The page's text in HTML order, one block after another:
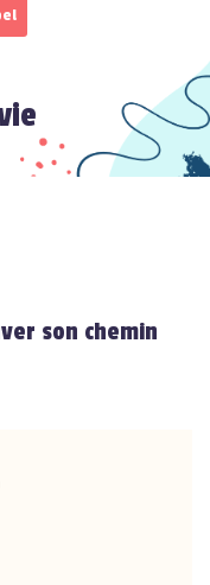
son chemin